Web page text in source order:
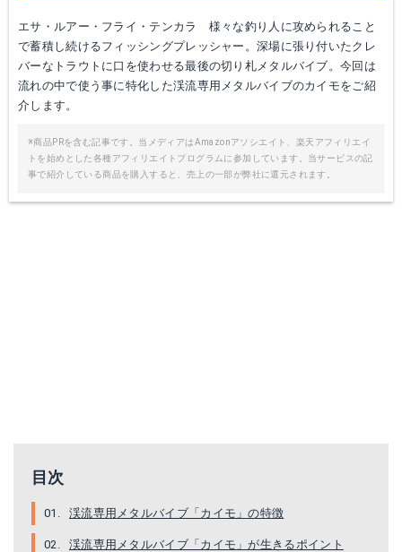
エサ・ルアー・フライ・テンカラ 様々な釣り人に攻められること
で蓄積し続けるフィッシングプレッシャー。深場に張り付いたクレ
バーなトラウトに口を使わせる最後の切り札メタルバイブ。今回は
流れの中で使う事に特化した渓流専用メタルバイブのカイモをご紹
介します。
※商品PRを含む記事です。当メディアはAmazonアソシエイト、楽天アフィリエイ
トを始めとした各種アフィリエイトプログラムに参加しています。当サービスの記
事で紹介している商品を購入すると、売上の一部が弊社に還元されます。
目次
渓流専用メタルバイブ「カイモ」の特徴
渓流専用メタルバイブ「カイモ」が生きるポイント